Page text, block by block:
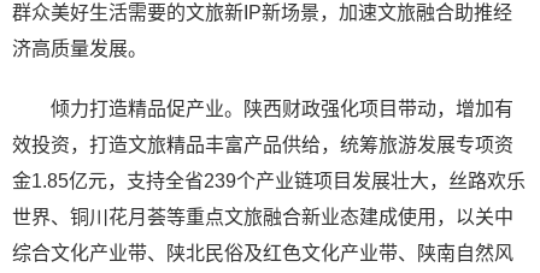
群众美好生活需要的文旅新IP新场景，加速文旅融合助推经
济高质量发展。
倾力打造精品促产业。陕西财政强化项目带动，增加有
效投资，打造文旅精品丰富产品供给，统筹旅游发展专项资
金1.85亿元，支持全省239个产业链项目发展壮大，丝路欢乐
世界、铜川花月荟等重点文旅融合新业态建成使用，以关中
综合文化产业带、陕北民俗及红色文化产业带、陕南自然风